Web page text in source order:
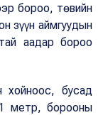
бороо, төвийн
зүүн аймгуудын
аадар бороо
хойноос, бусад
метр, борооны